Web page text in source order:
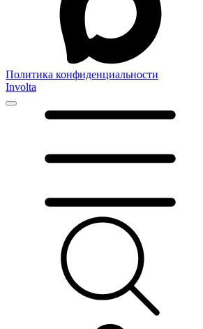
Политика конфиденциальности
Involta